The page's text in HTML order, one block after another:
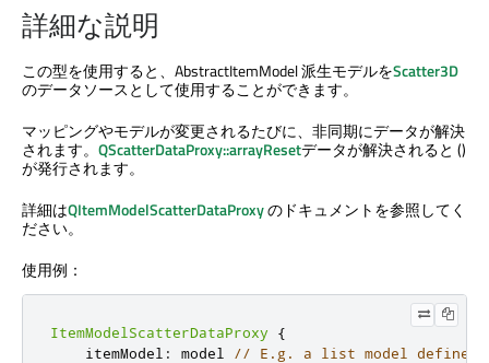
詳細な説明
この型を使用すると、AbstractItemModel 派生モデルをScatter3D
のデータソースとして使用することができます。
マッピングやモデルが変更されるたびに、非同期にデータが解決
されます。 QScatterDataProxy::arrayResetデータが解決されると ()
が発行されます。
詳細はQItemModelScatterDataProxyのドキュメントを参照してく
ださい。
使用例：
ItemModelScatterDataProxy
{
    itemModel
: model
// E.g. a list model defined